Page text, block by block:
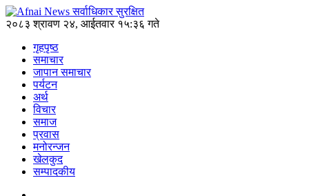
२०८३ श्रावण २४, आईतवार १५:३६ गते
गृहपृष्ठ
समाचार
जापान समाचार
पर्यटन
अर्थ
विचार
समाज
प्रवास
मनोरन्जन
खेलकुद
सम्पादकीय